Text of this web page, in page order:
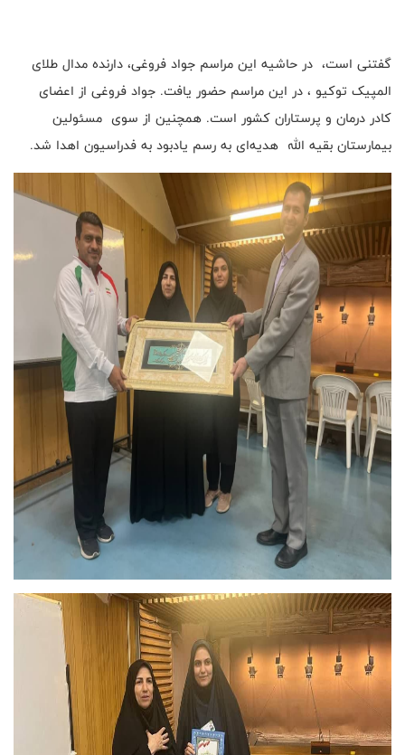
گفتنی است، در حاشيه اين مراسم جواد فروغی، دارنده مدال طلای
المپیک توکیو ، در این مراسم حضور یافت. جواد فروغی از اعضای
کادر درمان و پرستاران کشور است. همچنین از سوی مسئولین
بيمارستان بقيه الله هدیه‌ای به رسم يادبود به فدراسيون اهدا شد.